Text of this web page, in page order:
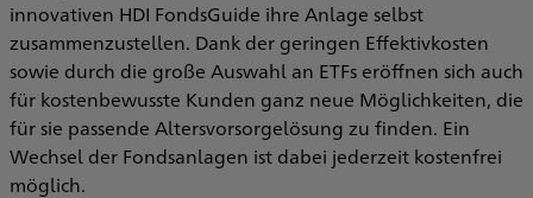
innovativen HDI FondsGuide ihre Anlage selbst
zusammenzustellen. Dank der geringen Effektivkosten
sowie durch die große Auswahl an ETFs eröffnen sich auch
für kostenbewusste Kunden ganz neue Möglichkeiten, die
für sie passende Altersvorsorgelösung zu finden. Ein
Wechsel der Fondsanlagen ist dabei jederzeit kostenfrei
möglich.